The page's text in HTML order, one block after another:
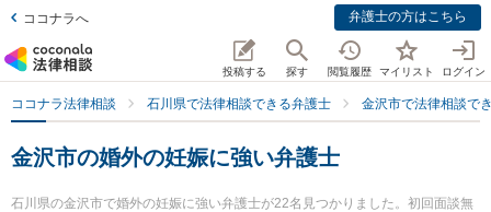
ココナラへ 弁護士の方はこちら
投稿する 探す 閲覧履歴 マイリスト ログイン
ココナラ法律相談 石川県で法律相談できる弁護士 金沢市で法律相談で
金沢市の婚外の妊娠に強い弁護士
石川県の金沢市で婚外の妊娠に強い弁護士が22名見つかりました。初回面談無